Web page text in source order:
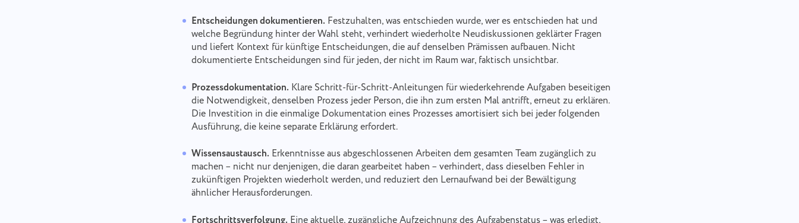
Entscheidungen dokumentieren. Festzuhalten, was entschieden wurde, wer es entschieden hat und
welche Begründung hinter der Wahl steht, verhindert wiederholte Neudiskussionen geklärter Fragen
und liefert Kontext für künftige Entscheidungen, die auf denselben Prämissen aufbauen. Nicht
dokumentierte Entscheidungen sind für jeden, der nicht im Raum war, faktisch unsichtbar.
Prozessdokumentation. Klare Schritt-für-Schritt-Anleitungen für wiederkehrende Aufgaben beseitigen
die Notwendigkeit, denselben Prozess jeder Person, die ihn zum ersten Mal antrifft, erneut zu erklären.
Die Investition in die einmalige Dokumentation eines Prozesses amortisiert sich bei jeder folgenden
Ausführung, die keine separate Erklärung erfordert.
Wissensaustausch. Erkenntnisse aus abgeschlossenen Arbeiten dem gesamten Team zugänglich zu
machen – nicht nur denjenigen, die daran gearbeitet haben – verhindert, dass dieselben Fehler in
zukünftigen Projekten wiederholt werden, und reduziert den Lernaufwand bei der Bewältigung
ähnlicher Herausforderungen.